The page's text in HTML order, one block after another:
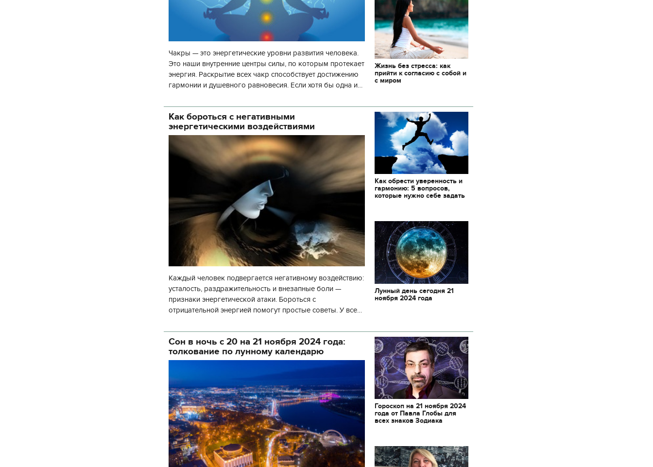
Чакры — это энергетические уровни развития человека.
Это наши внутренние центры силы, по которым протекает
энергия. Раскрытие всех чакр способствует достижению
гармонии и душевного равновесия. Если хотя бы одна и
Жизнь без стресса: как
прийти к согласию с собой и
с миром
Как бороться с негативными
энергетическими воздействиями
Каждый человек подвергается негативному воздействию:
усталость, раздражительность и внезапные боли —
признаки энергетической атаки. Бороться с
отрицательной энергией помогут простые советы. У всех
Как обрести уверенность и
гармонию: 5 вопросов,
которые нужно себе задать
Лунный день сегодня 21
ноября 2024 года
Сон в ночь с 20 на 21 ноября 2024 года:
толкование по лунному календарю
Гороскоп на 21 ноября 2024
года от Павла Глобы для
всех знаков Зодиака